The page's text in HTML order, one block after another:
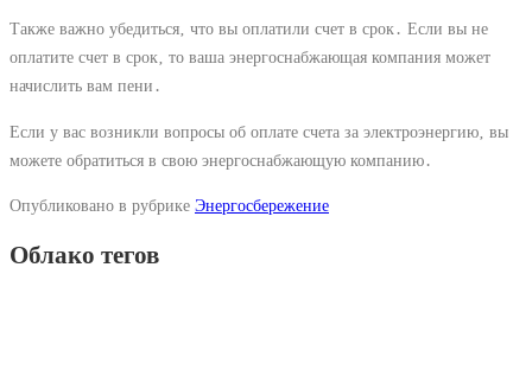
Также важно убедиться‚ что вы оплатили счет в срок․ Если вы не
оплатите счет в срок‚ то ваша энергоснабжающая компания может
начислить вам пени․
Если у вас возникли вопросы об оплате счета за электроэнергию‚ вы
можете обратиться в свою энергоснабжающую компанию․
Опубликовано в рубрике Энергосбережение
Облако тегов